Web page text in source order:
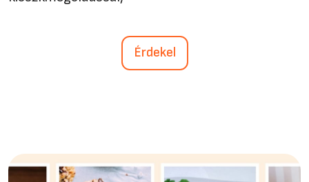
Érdekel